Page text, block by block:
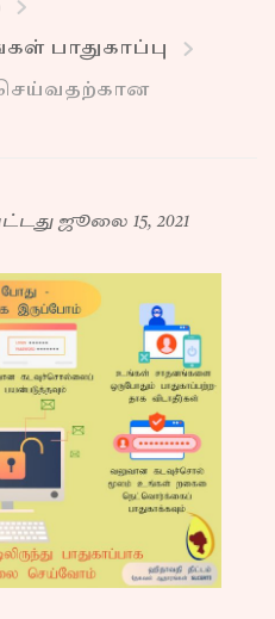
பாதுகாப்பு
செய்வதற்கான
ஜூலை 15, 2021